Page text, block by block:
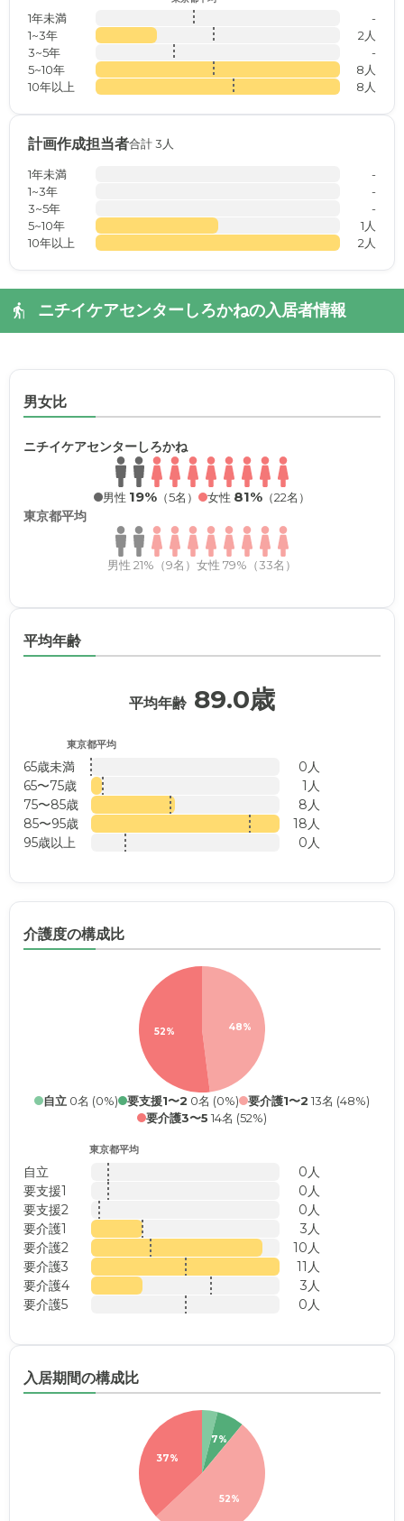
1年未満
-
1~3年
2人
3~5年
-
5~10年
8人
10年以上
8人
計画作成担当者合計 3人
1年未満
-
1~3年
-
3~5年
-
5~10年
1人
10年以上
2人
ニチイケアセンターしろかねの入居者情報
男女比
ニチイケアセンターしろかね
男性 19% （5名） 女性 81% （22名）
東京都平均
男性 21%（9名） 女性 79%（33名）
平均年齢
平均年齢 89.0歳
東京都平均
65歳未満
0人
65〜75歳
1人
75〜85歳
8人
85〜95歳
18人
95歳以上
0人
介護度の構成比
48%
52%
自立 0名 (0%) 要支援1〜2 0名 (0%) 要介護1〜2 13名 (48%)
要介護3〜5 14名 (52%)
東京都平均
自立
0人
要支援1
0人
要支援2
0人
要介護1
3人
要介護2
10人
要介護3
11人
要介護4
3人
要介護5
0人
入居期間の構成比
7%
52%
37%